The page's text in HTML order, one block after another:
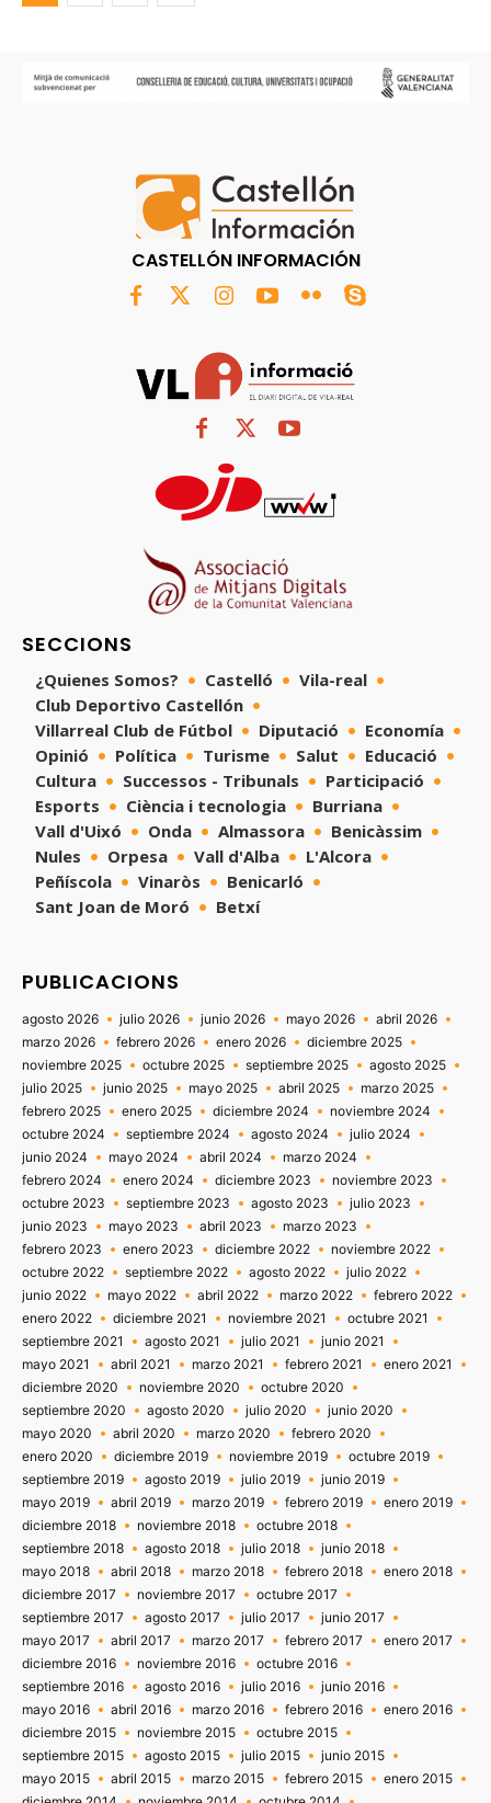
CASTELLÓN INFORMACIÓN
SECCIONS
¿Quienes Somos? Castelló
Vila-real
Club Deportivo Castellón
Villarreal Club de Fútbol
Diputació
Economía
Opinió
Política Turisme Salut
Educació
Cultura
Successos - Tribunals
Participació
Esports
Ciència i tecnologia
Burriana
Vall d'Uixó
Onda Almassora
Benicàssim
Nules
Orpesa Vall d'Alba
L'Alcora
Peñíscola
Vinaròs
Benicarló
Sant Joan de Moró
Betxí
PUBLICACIONS
agosto 2026 julio 2026 junio 2026 mayo 2026
abril 2026
marzo 2026
febrero 2026 enero 2026
diciembre 2025
noviembre 2025
octubre 2025 septiembre 2025
agosto 2025
julio 2025
junio 2025 mayo 2025 abril 2025
marzo 2025
febrero 2025
enero 2025 diciembre 2024
noviembre 2024
octubre 2024
septiembre 2024 agosto 2024
julio 2024
junio 2024
mayo 2024 abril 2024
marzo 2024
febrero 2024
enero 2024 diciembre 2023
noviembre 2023
octubre 2023
septiembre 2023 agosto 2023
julio 2023
junio 2023
mayo 2023 abril 2023
marzo 2023
febrero 2023
enero 2023 diciembre 2022
noviembre 2022
octubre 2022
septiembre 2022 agosto 2022
julio 2022
junio 2022
mayo 2022 abril 2022 marzo 2022
febrero 2022
enero 2022
diciembre 2021 noviembre 2021
octubre 2021
septiembre 2021
agosto 2021 julio 2021
junio 2021
mayo 2021
abril 2021 marzo 2021 febrero 2021
enero 2021
diciembre 2020
noviembre 2020
octubre 2020
septiembre 2020
agosto 2020 julio 2020
junio 2020
mayo 2020
abril 2020 marzo 2020
febrero 2020
enero 2020
diciembre 2019 noviembre 2019
octubre 2019
septiembre 2019
agosto 2019 julio 2019
junio 2019
mayo 2019
abril 2019 marzo 2019 febrero 2019
enero 2019
diciembre 2018
noviembre 2018
octubre 2018
septiembre 2018
agosto 2018 julio 2018
junio 2018
mayo 2018
abril 2018 marzo 2018 febrero 2018
enero 2018
diciembre 2017
noviembre 2017
octubre 2017
septiembre 2017
agosto 2017 julio 2017
junio 2017
mayo 2017
abril 2017 marzo 2017 febrero 2017
enero 2017
diciembre 2016
noviembre 2016
octubre 2016
septiembre 2016
agosto 2016 julio 2016
junio 2016
mayo 2016
abril 2016 marzo 2016 febrero 2016
enero 2016
diciembre 2015
noviembre 2015
octubre 2015
septiembre 2015
agosto 2015 julio 2015
junio 2015
mayo 2015
abril 2015 marzo 2015 febrero 2015
enero 2015